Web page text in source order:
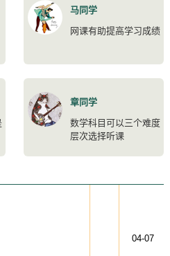
马同学
网课有助提高学习成绩
章同学
数学科目可以三个难度
层次选择听课
04-07